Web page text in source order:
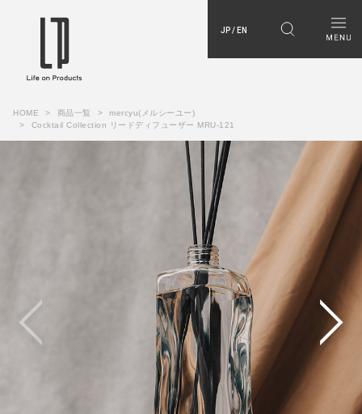
JP / EN
HOME 商品一覧
mercyu(メルシーユー)
Cocktail Collection リードディフューザー MRU-121